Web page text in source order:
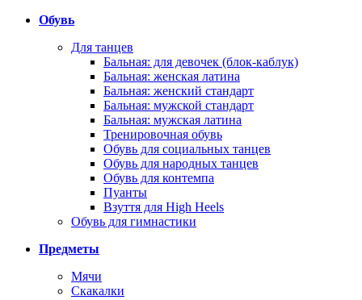
Обувь
Для танцев
Бальная: для девочек (блок-каблук)
Бальная: женская латина
Бальная: женский стандарт
Бальная: мужской стандарт
Бальная: мужская латина
Тренировочная обувь
Обувь для социальных танцев
Обувь для народных танцев
Обувь для контемпа
Пуанты
Взуття для High Heels
Обувь для гимнастики
Предметы
Мячи
Скакалки